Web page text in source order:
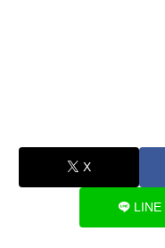
X
LINE